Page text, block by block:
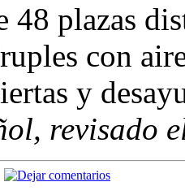
48 plazas
con
y
revisado